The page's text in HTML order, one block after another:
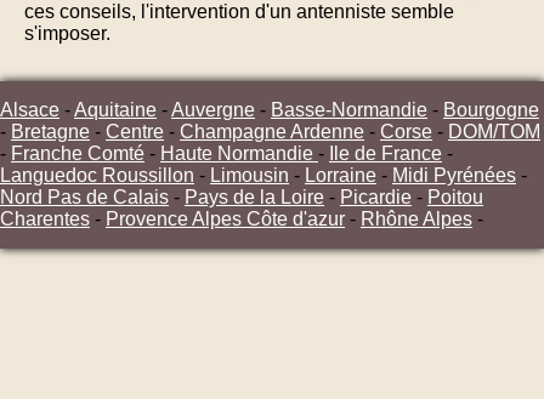
ces conseils, l'intervention d'un antenniste semble
s'imposer.
Alsace -Aquitaine -Auvergne - Basse-Normandie - Bourgogne
- Bretagne - Centre - Champagne Ardenne - Corse - DOM/TOM
- Franche Comté - Haute Normandie - Ile de France -
Languedoc Roussillon - Limousin - Lorraine - Midi Pyrénées -
Nord Pas de Calais - Pays de la Loire - Picardie - Poitou
Charentes - Provence Alpes Côte d'azur - Rhône Alpes -